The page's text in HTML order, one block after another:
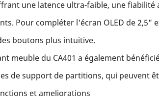
une latence ultra-faible, une
Pour compléter l'écran OLED de 2,5"
boutons plus intuitive.
meuble du CA401 a également
de support de partitions, qui peuvent
et ameliorations